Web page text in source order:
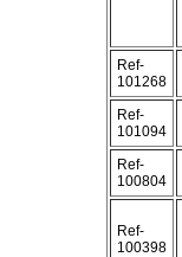
Ref-
101268
Ref-
101094
Ref-
100804
Ref-
100398